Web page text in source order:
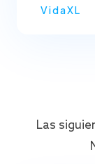
VidaXL
Las